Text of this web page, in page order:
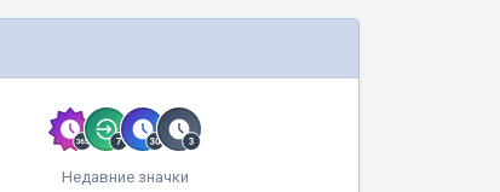
Недавние значки